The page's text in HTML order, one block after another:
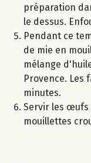
préparation
le dessus.
Pendant ce
de mie en
mélange
Provence. Les
minutes.
Servir les œufs
mouillettes